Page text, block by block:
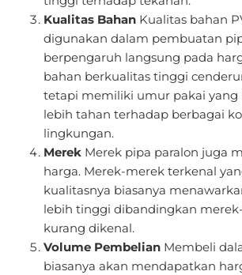
Kualitas Bahan Kualitas bahan
digunakan dalam pembuatan
berpengaruh langsung pada
bahan berkualitas tinggi
tetapi memiliki umur pakai yang
lebih tahan terhadap berbagai
lingkungan.
Merek Merek pipa paralon juga
harga. Merek-merek terkenal
kualitasnya biasanya
lebih tinggi dibandingkan
kurang dikenal.
Volume Pembelian Membeli
biasanya akan mendapatkan